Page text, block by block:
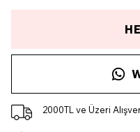
2000TL ve Üzeri